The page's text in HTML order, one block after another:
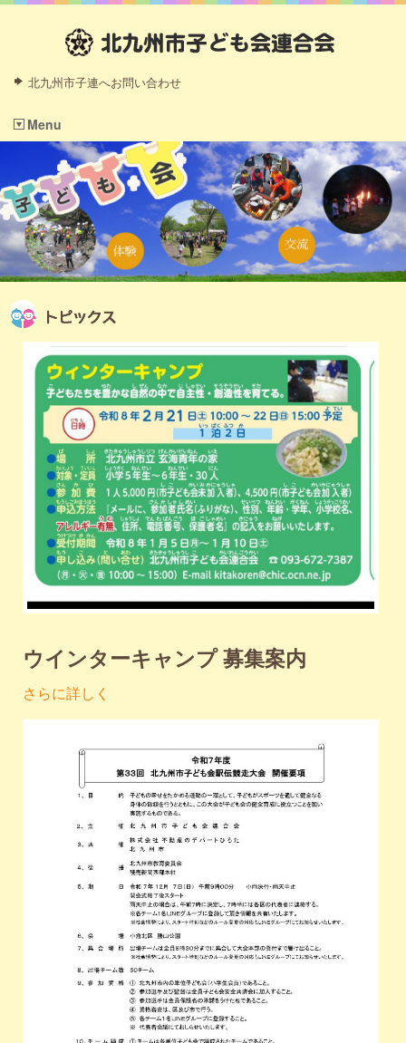
北九州市子連へお問い合わせ
Menu
ウインターキャンプ 募集案内
さらに詳しく